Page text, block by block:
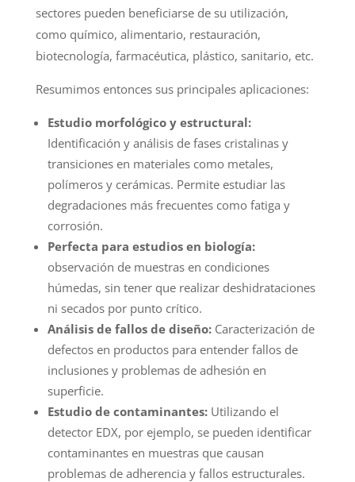
sectores pueden beneficiarse de su utilización,
como químico, alimentario, restauración,
biotecnología, farmacéutica, plástico, sanitario, etc.
Resumimos entonces sus principales aplicaciones:
Estudio morfológico y estructural:
Identificación y análisis de fases cristalinas y
transiciones en materiales como metales,
polímeros y cerámicas. Permite estudiar las
degradaciones más frecuentes como fatiga y
corrosión.
Perfecta para estudios en biología:
observación de muestras en condiciones
húmedas, sin tener que realizar deshidrataciones
ni secados por punto crítico.
Análisis de fallos de diseño:Caracterización de
defectos en productos para entender fallos de
inclusiones y problemas de adhesión en
superficie.
Estudio de contaminantes:Utilizando el
detector EDX, por ejemplo, se pueden identificar
contaminantes en muestras que causan
problemas de adherencia y fallos estructurales.